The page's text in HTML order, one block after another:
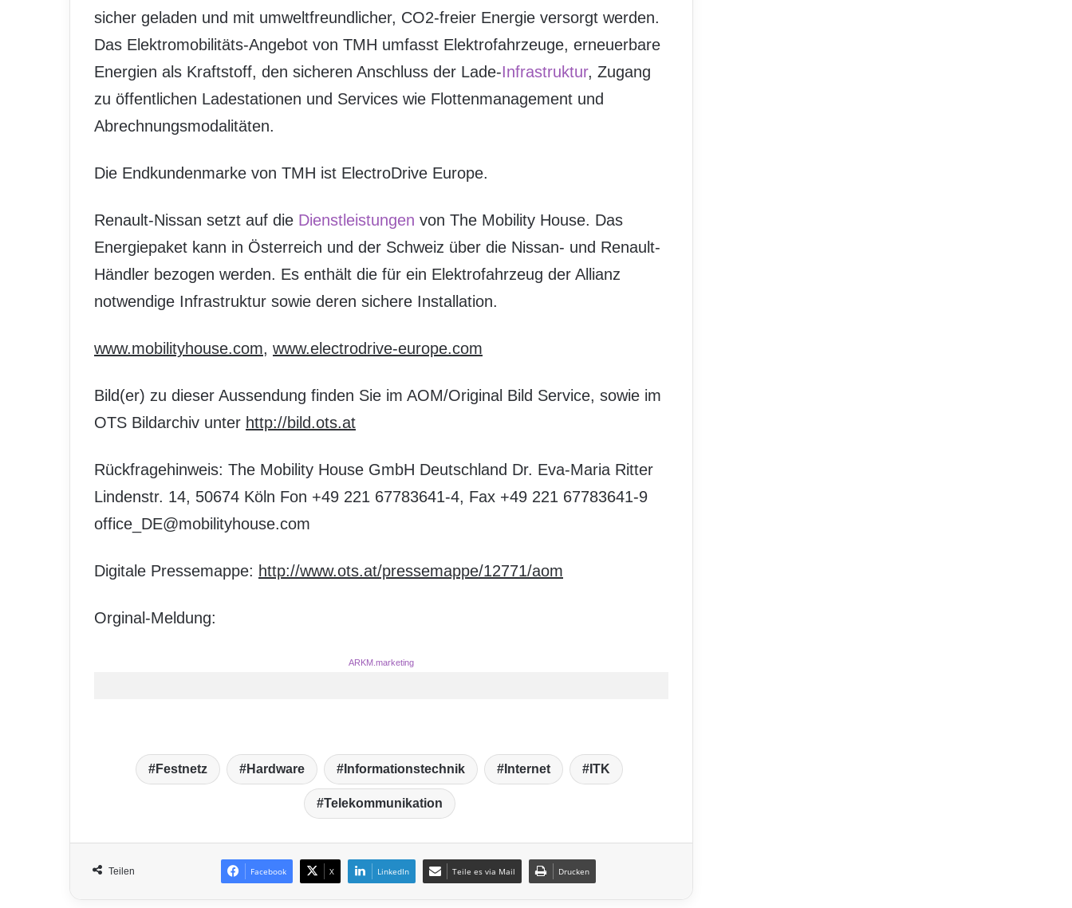
sicher geladen und mit umweltfreundlicher, CO2-freier Energie versorgt werden.
Das Elektromobilitäts-Angebot von TMH umfasst Elektrofahrzeuge, erneuerbare
Energien als Kraftstoff, den sicheren Anschluss der Lade-Infrastruktur, Zugang
zu öffentlichen Ladestationen und Services wie Flottenmanagement und
Abrechnungsmodalitäten.
Die Endkundenmarke von TMH ist ElectroDrive Europe.
Renault-Nissan setzt auf die Dienstleistungen von The Mobility House. Das
Energiepaket kann in Österreich und der Schweiz über die Nissan- und Renault-
Händler bezogen werden. Es enthält die für ein Elektrofahrzeug der Allianz
notwendige Infrastruktur sowie deren sichere Installation.
www.mobilityhouse.com, www.electrodrive-europe.com
Bild(er) zu dieser Aussendung finden Sie im AOM/Original Bild Service, sowie im
OTS Bildarchiv unter http://bild.ots.at
Rückfragehinweis: The Mobility House GmbH Deutschland Dr. Eva-Maria Ritter
Lindenstr. 14, 50674 Köln Fon +49 221 67783641-4, Fax +49 221 67783641-9
office_DE@mobilityhouse.com
Digitale Pressemappe: http://www.ots.at/pressemappe/12771/aom
Orginal-Meldung:
ARKM.marketing
Festnetz Hardware Informationstechnik Internet ITK
Telekommunikation
Teilen Facebook X LinkedIn Teile es via Mail Drucken